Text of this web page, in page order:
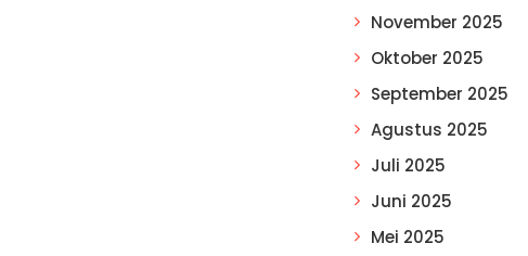
November 2025
Oktober 2025
September 2025
Agustus 2025
Juli 2025
Juni 2025
Mei 2025